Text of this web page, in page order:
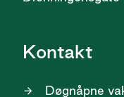
Kontakt
Døgnåpne